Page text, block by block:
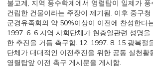
불교계, 지역 풍수학계에서 영렬탑이 일제가
건립한 건물이라는 주장이 제기됨. 이후 중구
군경유족회의 약 50%이상이 이전에 찬성한다
1997. 6. 6 지역 사회단체가 현충일관련 성명
한 추진을 거듭 촉구함. 12. 1997. 8. 15 광복절
단체가 대대적인 이전추진을 위한 공동 실천활
영렬탑앞 이전 촉구 게시문을 게시함.